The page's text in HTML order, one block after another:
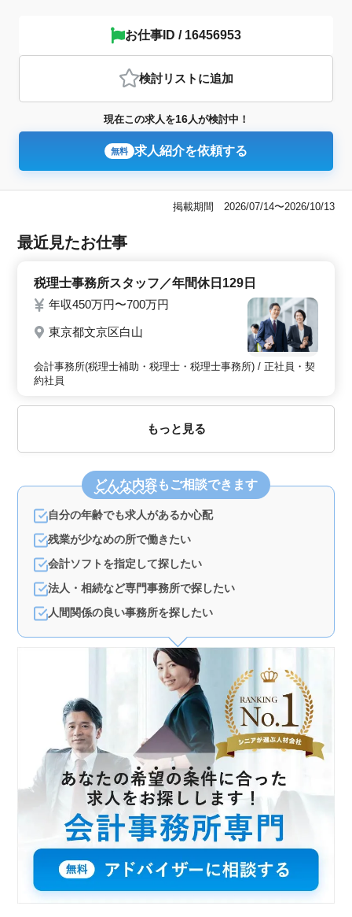
お仕事ID / 16456953
検討リスト に追加
現在この求人を16人が検討中！
無料 求人紹介を依頼する
掲載期間 2026/07/14〜2026/10/13
最近見たお仕事
税理士事務所スタッフ／年間休日129日
年収450万円〜700万円
東京都文京区白山
会計事務所(税理士補助・税理士・税理士事務所) / 正社員・契
約社員
もっと見る
どんな内容もご相談できます
自分の年齢でも求人があるか心配
残業が少なめの所で働きたい
会計ソフトを指定して探したい
法人・相続など専門事務所で探したい
人間関係の良い事務所を探したい